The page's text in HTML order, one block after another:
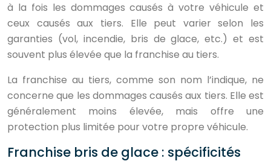
à la fois les dommages causés à votre véhicule et
ceux causés aux tiers. Elle peut varier selon les
garanties (vol, incendie, bris de glace, etc.) et est
souvent plus élevée que la franchise au tiers.
La franchise au tiers, comme son nom l’indique, ne
concerne que les dommages causés aux tiers. Elle est
généralement moins élevée, mais offre une
protection plus limitée pour votre propre véhicule.
Franchise bris de glace : spécificités